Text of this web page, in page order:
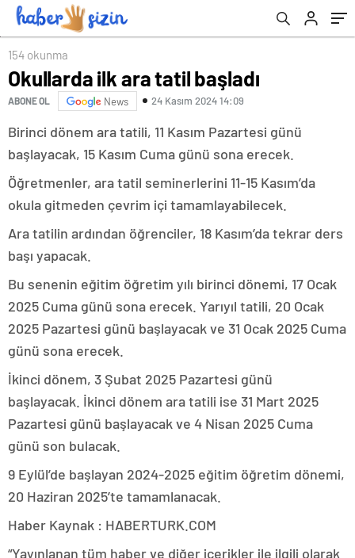
154 okunma
Okullarda ilk ara tatil başladı
ABONE OL News 24 Kasım 2024 14:09
Birinci dönem ara tatili, 11 Kasım Pazartesi günü
başlayacak, 15 Kasım Cuma günü sona erecek.
Öğretmenler, ara tatil seminerlerini 11-15 Kasım’da
okula gitmeden çevrim içi tamamlayabilecek.
Ara tatilin ardından öğrenciler, 18 Kasım’da tekrar ders
başı yapacak.
Bu senenin eğitim öğretim yılı birinci dönemi, 17 Ocak
2025 Cuma günü sona erecek. Yarıyıl tatili, 20 Ocak
2025 Pazartesi günü başlayacak ve 31 Ocak 2025 Cuma
günü sona erecek.
İkinci dönem, 3 Şubat 2025 Pazartesi günü
başlayacak. İkinci dönem ara tatili ise 31 Mart 2025
Pazartesi günü başlayacak ve 4 Nisan 2025 Cuma
günü son bulacak.
9 Eylül’de başlayan 2024-2025 eğitim öğretim dönemi,
20 Haziran 2025’te tamamlanacak.
Haber Kaynak : HABERTURK.COM
“Yayınlanan tüm haber ve diğer içerikler ile ilgili olarak